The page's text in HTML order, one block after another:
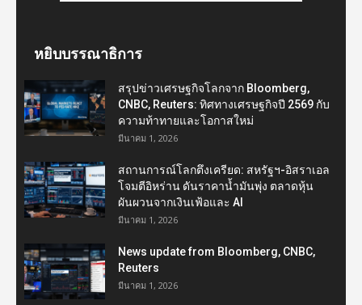
หยิบบรรณาธิการ
สรุปข่าวเศรษฐกิจโลกจาก Bloomberg,
CNBC, Reuters: ทิศทางเศรษฐกิจปี 2569 กับ
ความท้าทายและโอกาสใหม่
มีนาคม 1, 2026
สถานการณ์โลกตึงเครียด: สหรัฐฯ-อิสราเอล
โจมตีอิหร่าน ดันราคาน้ำมันพุ่ง ตลาดหุ้น
ผันผวนจากเงินเฟ้อและ AI
มีนาคม 1, 2026
News update from Bloomberg, CNBC,
Reuters
มีนาคม 1, 2026